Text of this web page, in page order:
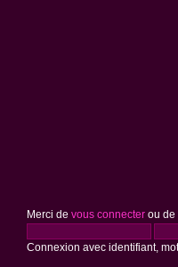
Merci de vous connecterou de
Connexion avec identifiant,